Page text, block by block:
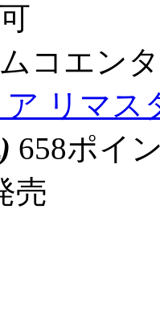
コエン
リマス
658ポイ
売